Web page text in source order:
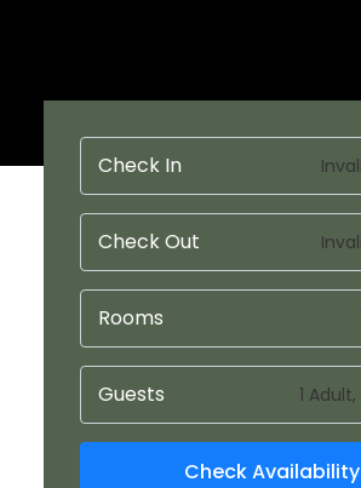
Check In
Check Out
Rooms
Guests
Check Availability